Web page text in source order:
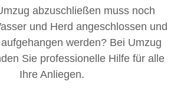
abzuschließen muss noch
und Herd angeschlossen und
werden? Bei Umzug
Sie professionelle Hilfe für alle
Ihre Anliegen.